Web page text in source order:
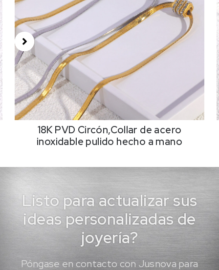
18K PVD Circón,Collar de acero
inoxidable pulido hecho a mano
Listo para actualizar sus
ideas personalizadas de
joyería?
Póngase en contacto con Jusnova para